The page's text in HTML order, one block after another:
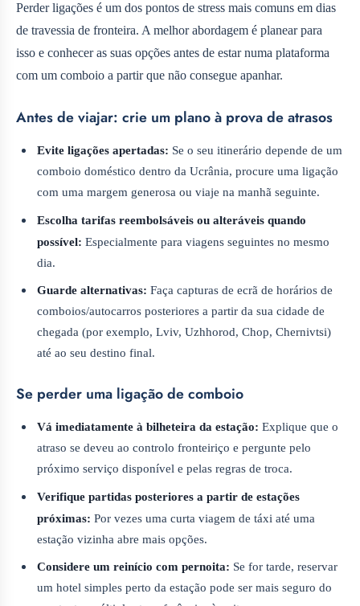
Perder ligações é um dos pontos de stress mais comuns em dias
de travessia de fronteira. A melhor abordagem é planear para
isso e conhecer as suas opções antes de estar numa plataforma
com um comboio a partir que não consegue apanhar.
Antes de viajar: crie um plano à prova de atrasos
Evite ligações apertadas: Se o seu itinerário depende de um
comboio doméstico dentro da Ucrânia, procure uma ligação
com uma margem generosa ou viaje na manhã seguinte.
Escolha tarifas reembolsáveis ou alteráveis quando
possível: Especialmente para viagens seguintes no mesmo
dia.
Guarde alternativas: Faça capturas de ecrã de horários de
comboios/autocarros posteriores a partir da sua cidade de
chegada (por exemplo, Lviv, Uzhhorod, Chop, Chernivtsi)
até ao seu destino final.
Se perder uma ligação de comboio
Vá imediatamente à bilheteira da estação: Explique que o
atraso se deveu ao controlo fronteiriço e pergunte pelo
próximo serviço disponível e pelas regras de troca.
Verifique partidas posteriores a partir de estações
próximas: Por vezes uma curta viagem de táxi até uma
estação vizinha abre mais opções.
Considere um reinício com pernoita: Se for tarde, reservar
um hotel simples perto da estação pode ser mais seguro do